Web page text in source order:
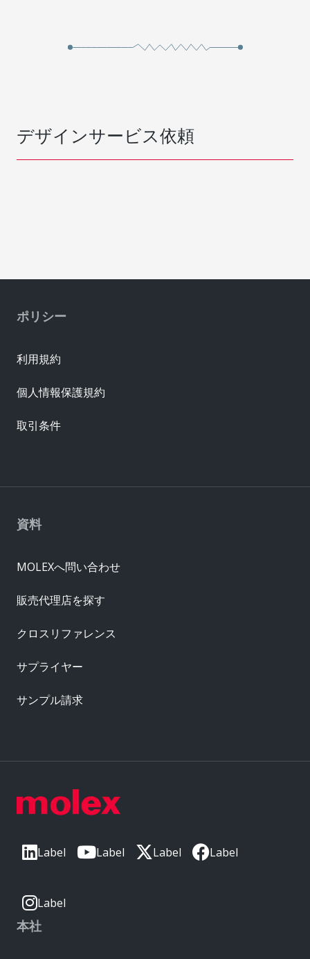
デザインサービス依頼
Label Label Label Label
Label
本社
資料
MOLEXへ問い合わせ
販売代理店を探す
クロスリファレンス
サプライヤー
サンプル請求
ポリシー
利用規約
個人情報保護規約
取引条件